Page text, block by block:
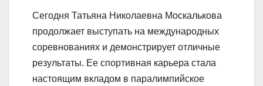
Сегодня Татьяна Николаевна Москалькова
продолжает выступать на международных
соревнованиях и демонстрирует отличные
результаты. Ее спортивная карьера стала
настоящим вкладом в паралимпийское